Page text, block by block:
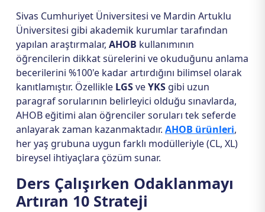
Sivas Cumhuriyet Üniversitesi ve Mardin Artuklu
Üniversitesi gibi akademik kurumlar tarafından
yapılan araştırmalar, AHOB kullanımının
öğrencilerin dikkat sürelerini ve okuduğunu anlama
becerilerini %100'e kadar artırdığını bilimsel olarak
kanıtlamıştır. Özellikle LGSveYKS gibi uzun
paragraf sorularının belirleyici olduğu sınavlarda,
AHOB eğitimi alan öğrenciler soruları tek seferde
anlayarak zaman kazanmaktadır. AHOB ürünleri,
her yaş grubuna uygun farklı modülleriyle (CL, XL)
bireysel ihtiyaçlara çözüm sunar.
Ders Çalışırken Odaklanmayı
Artıran 10 Strateji